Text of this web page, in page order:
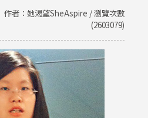
作者：她渴望SheAspire / 瀏覽次數
(2603079)